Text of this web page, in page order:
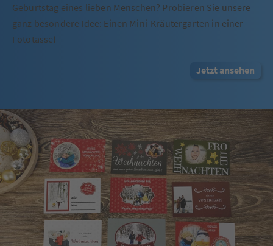
Geburtstag eines lieben Menschen? Probieren Sie unsere
ganz besondere Idee: Einen Mini-Kräutergarten in einer
Fototasse!
Jetzt ansehen